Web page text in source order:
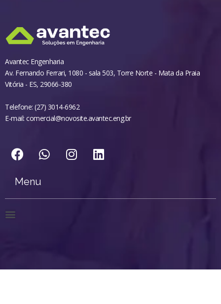
Avantec Engenharia
Av. Fernando Ferrari, 1080 - sala 503, Torre Norte - Mata da Praia
Vitória - ES, 29066-380
Telefone: (27) 3014-6962
E-mail: comercial@novosite.avantec.eng.br
Menu